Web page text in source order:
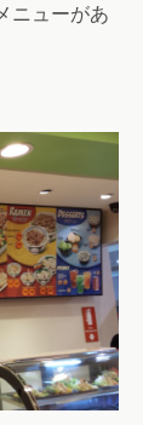
ニューがあ